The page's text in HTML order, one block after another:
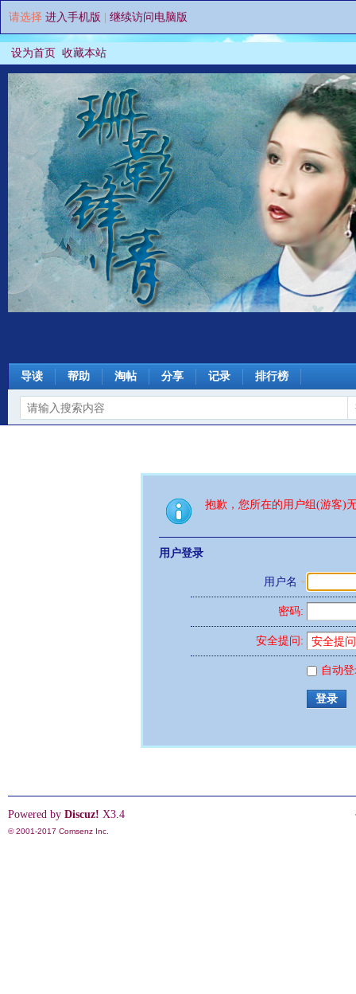
请选择 进入手机版 继续访问电脑版
设为首页 收藏本站
导读 帮助 淘帖 分享 记录 排行榜
抱歉，您所在的用户组(游客)
用户登录
用户名
密码:
安全提问:
自动
登录
Powered by Discuz! X3.4
© 2001-2017 Comsenz Inc.